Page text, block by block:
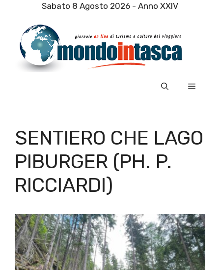
contenuto
Sabato 8 Agosto 2026 - Anno XXIV
Menu
SENTIERO CHE LAGO
PIBURGER (PH. P.
RICCIARDI)